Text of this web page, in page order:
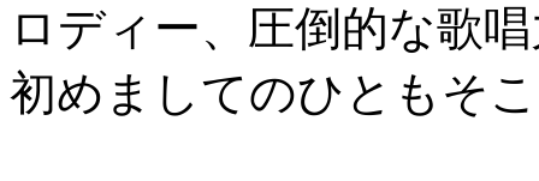
ロディー、圧倒的な歌
初めましてのひともそ